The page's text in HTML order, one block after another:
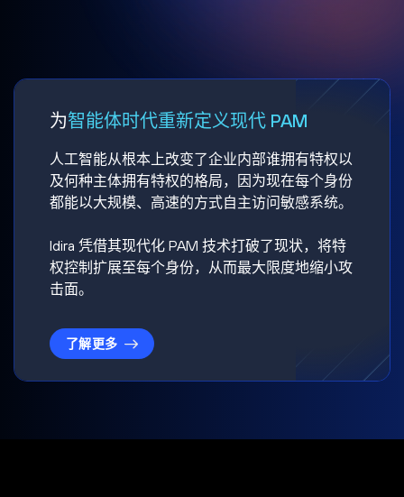
为智能体时代重新定义现代 PAM
人工智能从根本上改变了企业内部谁拥有特权以
及何种主体拥有特权的格局，因为现在每个身份
都能以大规模、高速的方式自主访问敏感系统。
Idira 凭借其现代化 PAM 技术打破了现状，将特
权控制扩展至每个身份，从而最大限度地缩小攻
击面。
了解更多